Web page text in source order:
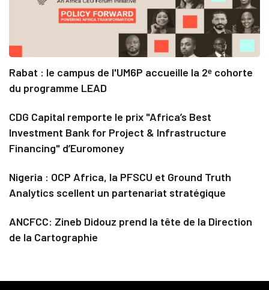
Rabat : le campus de l'UM6P accueille la 2ᵉ cohorte
du programme LEAD
CDG Capital remporte le prix "Africa’s Best
Investment Bank for Project & Infrastructure
Financing" d’Euromoney
Nigeria : OCP Africa, la PFSCU et Ground Truth
Analytics scellent un partenariat stratégique
ANCFCC: Zineb Didouz prend la tête de la Direction
de la Cartographie